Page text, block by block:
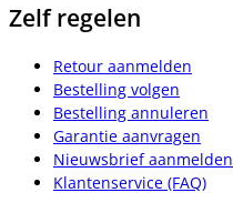
Zelf regelen
Retour aanmelden
Bestelling volgen
Bestelling annuleren
Garantie aanvragen
Nieuwsbrief aanmelden
Klantenservice (FAQ)